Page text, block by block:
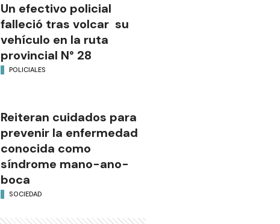
Un efectivo policial
falleció tras volcar su
vehículo en la ruta
provincial N° 28
POLICIALES
Reiteran cuidados para
prevenir la enfermedad
conocida como
síndrome mano-ano-
boca
SOCIEDAD